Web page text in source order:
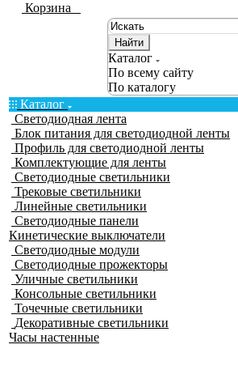
Корзина
Найти
Каталог
По всему сайту
По каталогу
Каталог
Светодиодная лента
Блок питания для светодиодной ленты
Профиль для светодиодной ленты
Комплектующие для ленты
Светодиодные светильники
Трековые светильники
Линейные светильники
Светодиодные панели
Кинетические выключатели
Светодиодные модули
Светодиодные прожекторы
Уличные светильники
Консольные светильники
Точечные светильники
Декоративные светильники
Часы настенные